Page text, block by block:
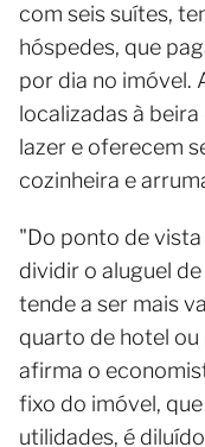
com seis suítes,
hóspedes, que
por dia no imóvel.
localizadas à
lazer e oferecem
cozinheira e
"Do ponto de
dividir o aluguel
tende a ser mais
quarto de hotel ou
afirma o
fixo do imóvel,
utilidades, é